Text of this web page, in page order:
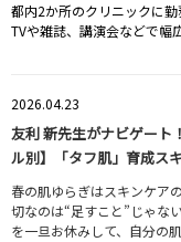
都内2か所のクリニックに勤
TVや雑誌、講演会などで幅
2026.04.23
友利 新先生がナビゲート
ル別】「タフ肌」育成ス
春の肌ゆらぎはスキンケア
切なのは“足すこと”じゃな
を一旦お休みして、自分の肌